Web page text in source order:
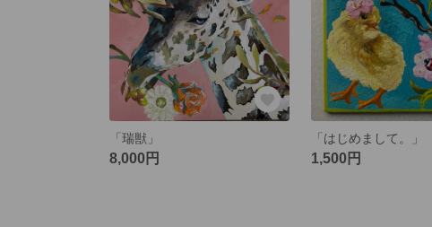
「瑞獣」
8,000円
「はじめまして。」
1,500円